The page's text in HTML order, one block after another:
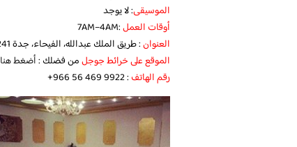
الموسيقى: لا يوجد
أوقات العمل:7AM–4AM
العنوان: طريق الملك عبدالله، الفيحاء، جدة 22241، المملكة العربية السعودية
الموقع على خرائط جوجلمن فضلك :أضغط هنا
رقم الهاتف:‏ ‪‏‪+966 56 469 9922‬‏